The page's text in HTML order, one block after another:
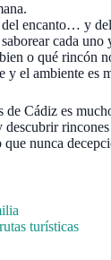
del encanto… y
cada uno
o qué rincón
y el ambiente es
Cádiz es
que nunca
turísticas